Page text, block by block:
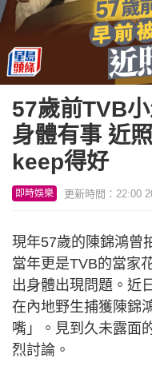
57歲前TVB
身體有事 近
keep得好
即時娛樂 更新時間：22:00
現年57歲的陳錦鴻曾
當年更是TVB的當家
出身體出現問題。近
在內地野生捕獲陳錦
嘴」。見到久未露面
烈討論。